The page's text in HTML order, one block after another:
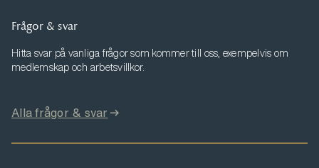
Frågor & svar
Hitta svar på vanliga frågor som kommer till oss, exempelvis om
medlemskap och arbetsvillkor.
Alla frågor & svar